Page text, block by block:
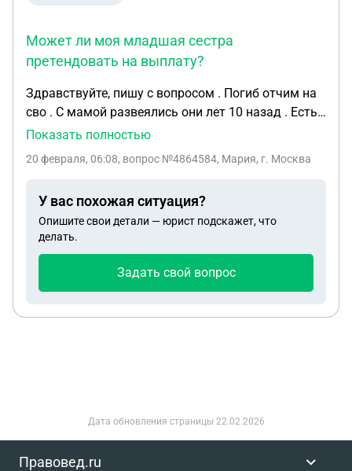
Может ли моя младшая сестра
претендовать на выплату?
Здравствуйте, пишу с вопросом . Погиб отчим на
сво . С мамой развеялись они лет 10 назад . Есть
общий ребенок у них . 22 года учится на заочной
новая жена . Общих детей у них нет . Может ли
Показать полностью
20 февраля, 06:08, вопрос №4864584, Мария, г. Москва
У вас похожая ситуация?
Опишите свои детали — юрист подскажет, что
делать.
Задать свой вопрос
Дата обновления страницы 22.02.2026
Правовед.ru